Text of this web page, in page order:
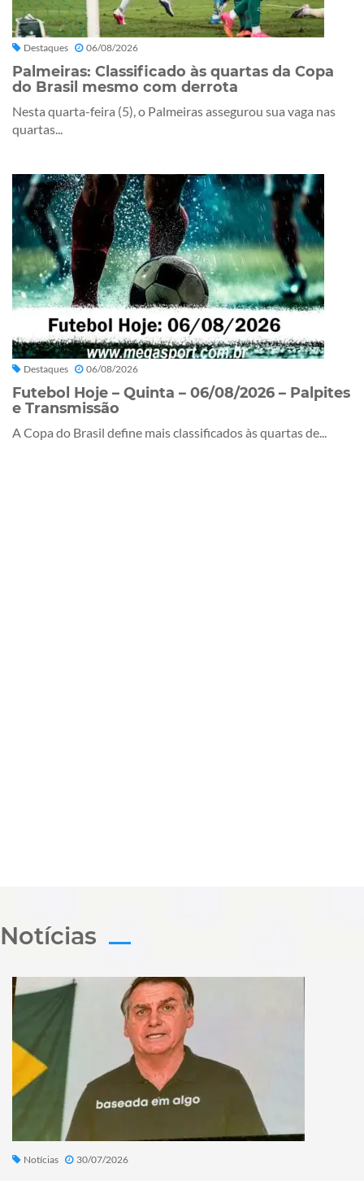
Destaques 06/08/2026
Palmeiras: Classificado às quartas da Copa
do Brasil mesmo com derrota
Nesta quarta-feira (5), o Palmeiras assegurou sua vaga nas
quartas...
Destaques 06/08/2026
Futebol Hoje – Quinta – 06/08/2026 – Palpites
e Transmissão
A Copa do Brasil define mais classificados às quartas de...
Notícias
Notícias 30/07/2026